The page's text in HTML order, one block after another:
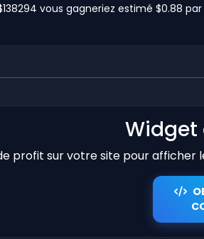
vous gagneriez estimé $0.88 par
Widget
profit sur votre site pour afficher